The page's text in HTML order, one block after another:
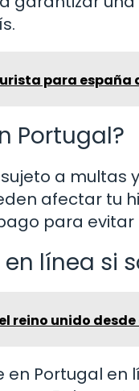
para españa
Portugal?
a multas
afectar tu
para
línea si
reino unido
Portugal en